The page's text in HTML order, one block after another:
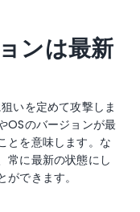
ンは最新
いを定めて攻撃しま
OSのバージョンが最
とを意味します。な
常に最新の状態にし
できます。